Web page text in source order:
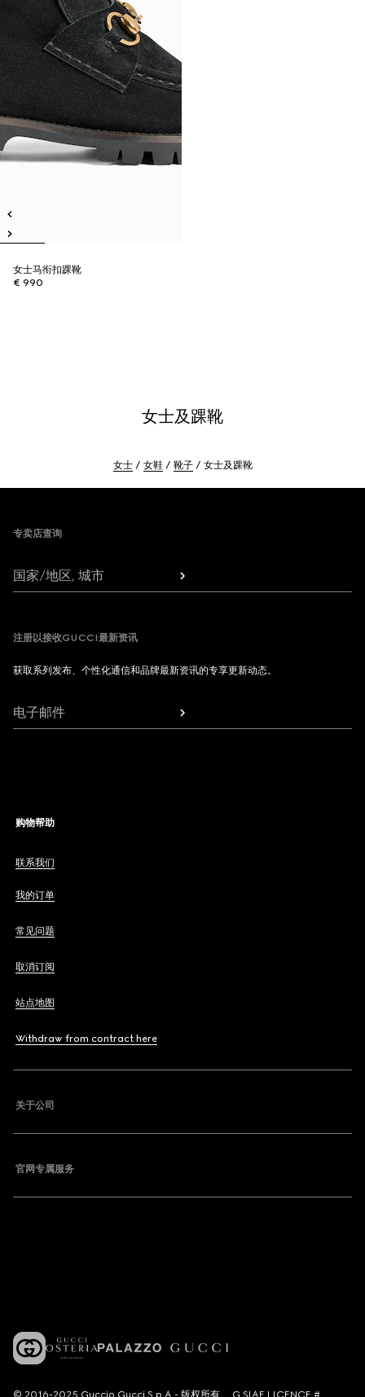
女士马衔扣踝靴
€ 990
女士及踝靴
女士 女鞋 靴子 女士及踝靴
专卖店查询
国家/地区, 城市
注册以接收GUCCI最新资讯
获取系列发布、个性化通信和品牌最新资讯的专享更新动态。
电子邮件
购物帮助
联系我们
我的订单
常见问题
取消订阅
站点地图
Withdraw from contract here
关于公司
官网专属服务
© 2016-2025 Guccio Gucci S.p.A.- 版权所有。 G SIAE LICENCE #